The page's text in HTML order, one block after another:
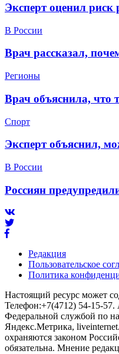
Эксперт оценил
В России
Врач рассказал,
Регионы
Врач объяснила, что
Спорт
Эксперт объяснил,
В России
Россиян
Редакция
Пользовательское
Политика
Настоящий ресурс может
Телефон:+7(4712) 54-15-57.
Федеральной службой по
Яндекс.Метрика,
охраняются законом
обязательна. Мнение